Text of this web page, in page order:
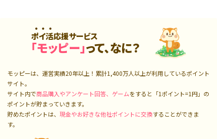
ポイ活応援サービス
「モッピー」って、なに？
モッピーは、運営実績20年以上！累計1,400万人以上が利用しているポイント
サイト。
サイト内で商品購入やアンケート回答、ゲームをすると「1ポイント=1円」の
ポイントが貯まっていきます。
貯めたポイントは、 現金やお好きな他社ポイントに交換することができま
す。